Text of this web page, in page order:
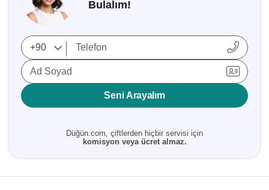
Bulalım!
Ad Soyad
Seni Arayalım
Düğün.com, çiftlerden hiçbir servisi için
komisyon veya ücret almaz.